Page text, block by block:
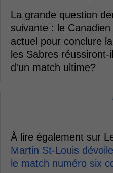
La grande question
suivante : le
actuel pour conclure
les Sabres
d'un match ultime?
À lire également sur
Martin St-Louis
le match numéro six